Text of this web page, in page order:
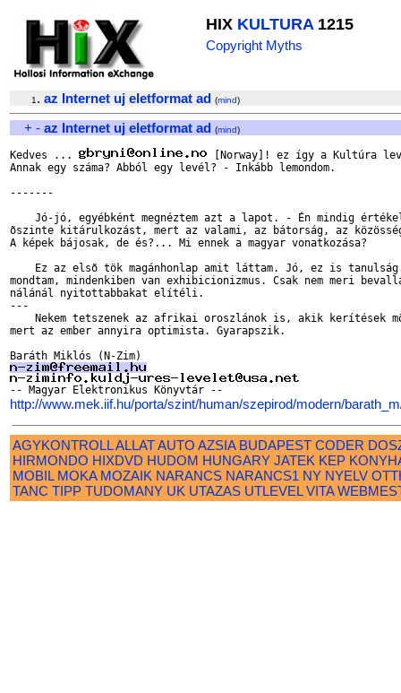
HIX KULTURA1215
Copyright Myths
1 . az Internet uj eletformat ad (mind)
+ - az Internet uj eletformat ad (mind)
Kedves ...
[Norway]! ez így a Kultúra
Annak egy száma? Abból egy levél? - Inkább lemondom.
-------
Jó-jó, egyébként megnéztem azt a lapot. - Én mindig
õszinte kitárulkozást, mert az valami, az bátorság, az
A képek bájosak, de és?... Mi ennek a magyar vonatkozása?
Ez az elsõ tök magánhonlap amit láttam. Jó, ez is
mondtam, mindenkiben van exhibicionizmus. Csak nem meri
nálánál nyitottabbakat elítéli.
---
Nekem tetszenek az afrikai oroszlánok is, akik kerítések
mert az ember annyira optimista. Gyarapszik.
http://www.mek.iif.hu/porta/szint/human/szepirod/modern/
AGYKONTROLLALLATAUTO AZSIA BUDAPEST CODER
HIRMONDO HIXDVD HUDOM HUNGARY JATEK KEP
MOBIL MOKA MOZAIK NARANCS NARANCS1 NY NYELV
TANC TIPP TUDOMANY UK UTAZAS UTLEVEL VITA